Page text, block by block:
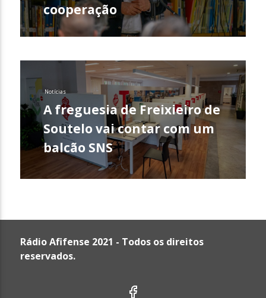
cooperação
Notícias
A freguesia de Freixieiro de
Soutelo vai contar com um
balcão SNS
Rádio Afifense 2021 - Todos os direitos
reservados.